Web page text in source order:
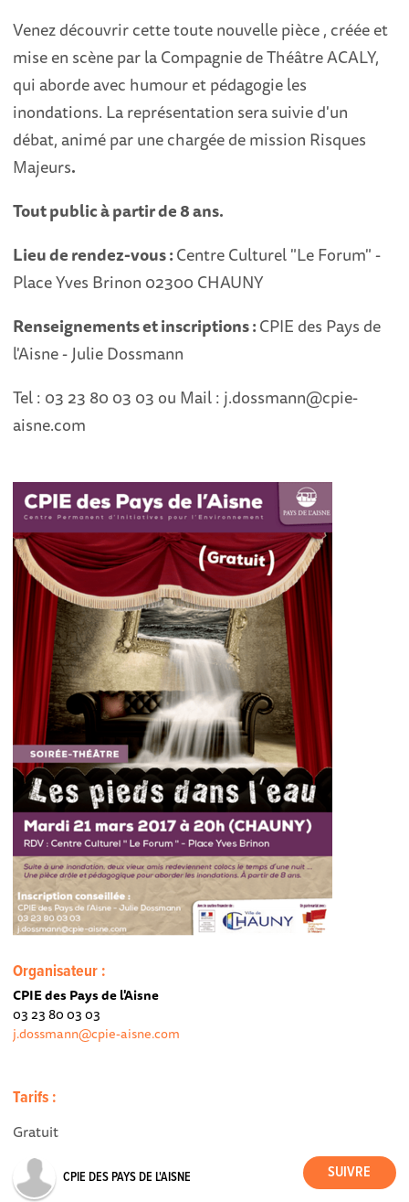
Venez découvrir cette toute nouvelle pièce , créée et
mise en scène par la Compagnie de Théâtre ACALY,
qui aborde avec humour et pédagogie les
inondations. La représentation sera suivie d'un
débat, animé par une chargée de mission Risques
Majeurs.
Tout public à partir de 8 ans.
Lieu de rendez-vous :Centre Culturel "Le Forum" -
Place Yves Brinon 02300 CHAUNY
Renseignements et inscriptions :CPIE des Pays de
l'Aisne - Julie Dossmann
Tel : 03 23 80 03 03 ou Mail : j.dossmann@cpie-
aisne.com
Organisateur :
CPIE des Pays de l'Aisne
03 23 80 03 03
j.dossmann@cpie-aisne.com
Tarifs :
Gratuit
CPIE DES PAYS DE L'AISNE